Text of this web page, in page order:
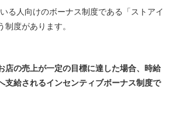
る人向けのボーナス制度である「ストアイ
制度があります。
店の売上が一定の目標に達した場合、時給
支給されるインセンティブボーナス制度で